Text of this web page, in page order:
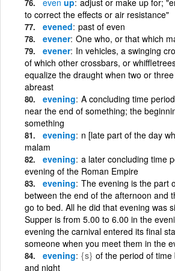
to correct the effects or air resistance"
evened past of even
evener One who, or that which
evener In vehicles, a swinging
of which other crossbars, or
equalize the draught when two or
abreast
evening A concluding time
near the end of something; the
something
evening n [late part of the day
malam
evening a later concluding time
evening of the Roman Empire
evening The evening is the part
between the end of the afternoon and
go to bed. All he did that evening was
Supper is from 5.00 to 6.00 in the
evening the carnival entered its final
someone when you meet them in the
evening {s} of the period of
and night